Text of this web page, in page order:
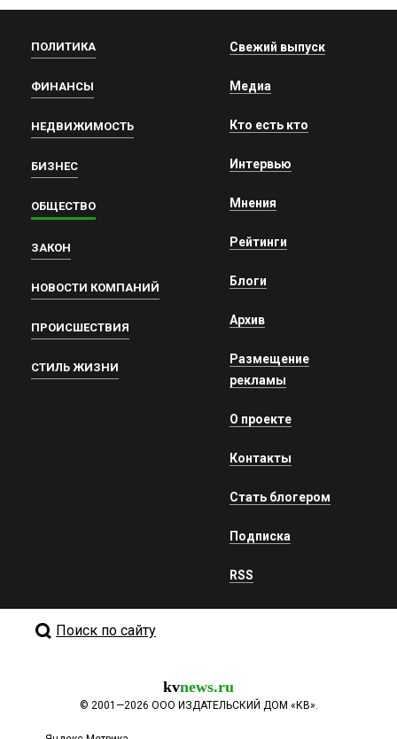
ПОЛИТИКА
ФИНАНСЫ
НЕДВИЖИМОСТЬ
БИЗНЕС
ОБЩЕСТВО
ЗАКОН
НОВОСТИ КОМПАНИЙ
ПРОИСШЕСТВИЯ
СТИЛЬ ЖИЗНИ
Свежий выпуск
Медиа
Кто есть кто
Интервью
Мнения
Рейтинги
Блоги
Архив
Размещение
рекламы
О проекте
Контакты
Стать блогером
Подписка
RSS
Поиск по сайту
kvnews.ru
© 2001—2026 ООО ИЗДАТЕЛЬСКИЙ ДОМ «КВ».